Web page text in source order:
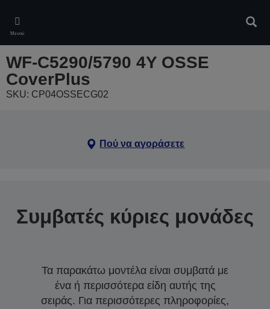
main
content
Μενού
WF-C5290/5790 4Y OSSE
CoverPlus
SKU: CP04OSSECG02
Πού να αγοράσετε
Συμβατές κύριες μονάδες
Τα παρακάτω μοντέλα είναι συμβατά με
ένα ή περισσότερα είδη αυτής της
σειράς. Για περισσότερες πληροφορίες,